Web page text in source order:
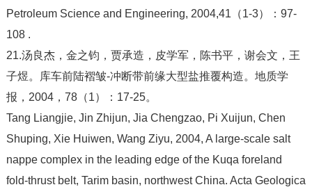
Petroleum Science and Engineering, 2004,41（1-3）：97-
108 .
21.汤良杰，金之钧，贾承造，皮学军，陈书平，谢会文，王
子煜。库车前陆褶皱-冲断带前缘大型盐推覆构造。地质学
报，2004，78（1）：17-25。
Tang Liangjie, Jin Zhijun, Jia Chengzao, Pi Xuijun, Chen
Shuping, Xie Huiwen, Wang Ziyu, 2004, A large-scale salt
nappe complex in the leading edge of the Kuqa foreland
fold-thrust belt, Tarim basin, northwest China. Acta Geologica